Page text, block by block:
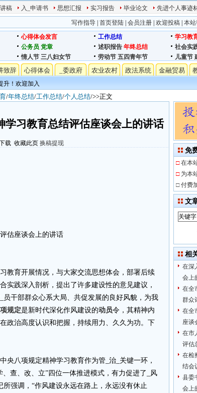
稿 入_申请书 思想汇报 实习报告 毕业论文 先进个人事迹
写作指导 首页登陆 会员注册 欢迎投稿 本站
心得体会发言 工作总结 学习教
公务员 党章 述职报告 年终总结 社会实
情人节 三八妇女节 劳动节 五四青年节 儿童节
致辞 心得体会 _委政府 农业农村 政法系统 金融贸易
升！欢迎加入
/年终总结/工作总结/个人总结/>>正文
习教育总结评估座谈会上的讲话
载 收藏此页 换稿提现
估座谈会上的讲话
教育开展情况，与大家交流思想体会，部署后续
实践深入剖析，提出了许多建设性的意见建议，
干部群众心系大局、共促发展的良好风貌，为我
规定是新时代深化作风建设的动员令，其精神内
政治高度认识和把握，持续用力、久久为功。下
央八项规定精神学习教育作为管_治_关键一环，
查、改、立”四位一体推进模式，有力促进了_风
强调，“作风建设永远在路上，永远没有休止
免
□ 在本
□ 为本
□ 付费
文
相
在深
会上
在全
群众
在全
座谈
在市
评估
在检
结会
县委
会上